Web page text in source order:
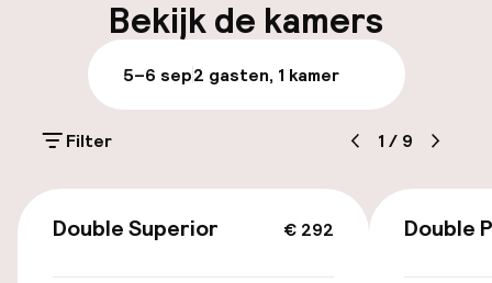
Parkeren & mobiliteit
Parkeergelegenheid op eigen terrein
(buiten)
Openbaar parkeren
Bekijk de kamers
5–6 sep2 gasten, 1 kamer
Filter 1 / 9
€ 292
Double Superior Double